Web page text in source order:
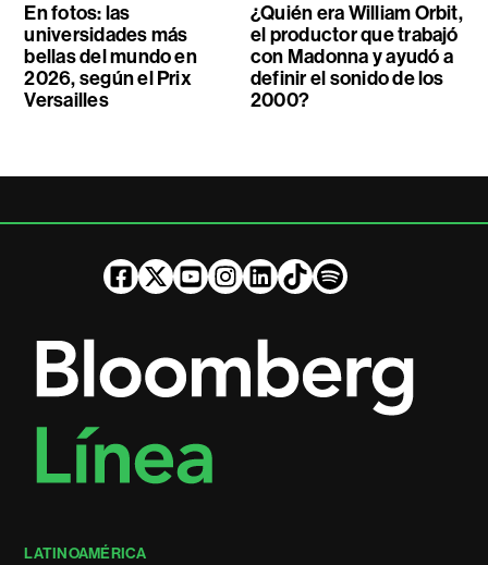
En fotos: las
universidades más
bellas del mundo en
2026, según el Prix
Versailles
¿Quién era William Orbit,
el productor que trabajó
con Madonna y ayudó a
definir el sonido de los
2000?
LATINOAMÉRICA